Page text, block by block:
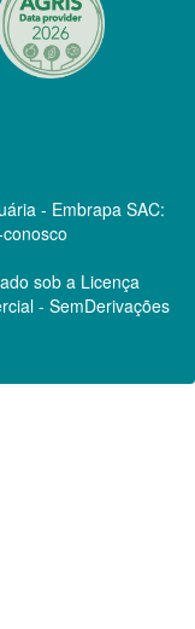
- Embrapa SAC:
sob a Licença
- SemDerivações